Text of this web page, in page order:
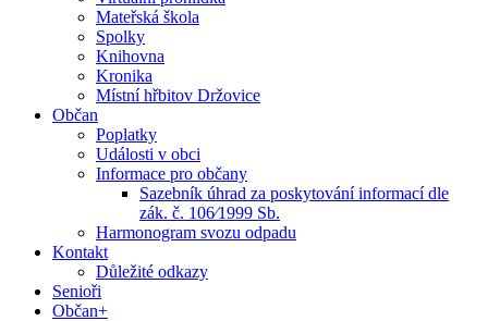
Mateřská škola
Spolky
Knihovna
Kronika
Místní hřbitov Držovice
Občan
Poplatky
Události v obci
Informace pro občany
Sazebník úhrad za poskytování informací dle
zák. č. 106⁄1999 Sb.
Harmonogram svozu odpadu
Kontakt
Důležité odkazy
Senioři
Občan+